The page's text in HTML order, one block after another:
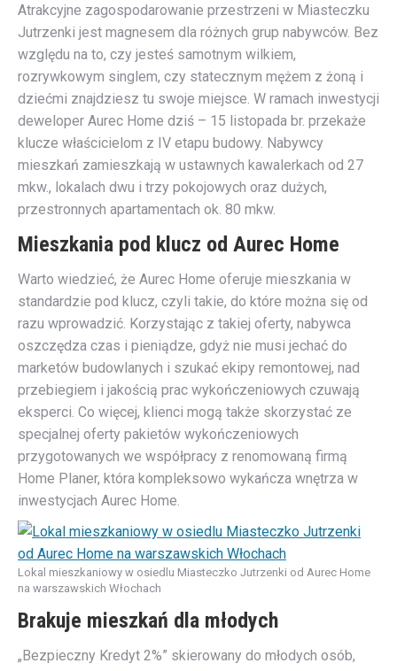
Atrakcyjne zagospodarowanie przestrzeni w Miasteczku
Jutrzenki jest magnesem dla różnych grup nabywców. Bez
względu na to, czy jesteś samotnym wilkiem,
rozrywkowym singlem, czy statecznym mężem z żoną i
dziećmi znajdziesz tu swoje miejsce. W ramach inwestycji
deweloper Aurec Home dziś – 15 listopada br. przekaże
klucze właścicielom z IV etapu budowy. Nabywcy
mieszkań zamieszkają w ustawnych kawalerkach od 27
mkw., lokalach dwu i trzy pokojowych oraz dużych,
przestronnych apartamentach ok. 80 mkw.
Mieszkania pod klucz od Aurec Home
Warto wiedzieć, że Aurec Home oferuje mieszkania w
standardzie pod klucz, czyli takie, do które można się od
razu wprowadzić. Korzystając z takiej oferty, nabywca
oszczędza czas i pieniądze, gdyż nie musi jechać do
marketów budowlanych i szukać ekipy remontowej, nad
przebiegiem i jakością prac wykończeniowych czuwają
eksperci. Co więcej, klienci mogą także skorzystać ze
specjalnej oferty pakietów wykończeniowych
przygotowanych we współpracy z renomowaną firmą
Home Planer, która kompleksowo wykańcza wnętrza w
inwestycjach Aurec Home.
Lokal mieszkaniowy w osiedlu Miasteczko Jutrzenki od Aurec Home
na warszawskich Włochach
Brakuje mieszkań dla młodych
„Bezpieczny Kredyt 2%” skierowany do młodych osób,